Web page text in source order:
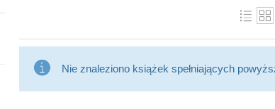
Nie znaleziono książek spełniających